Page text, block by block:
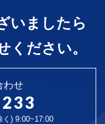
いましたら
ください。
わせ
) 9:00~17:00